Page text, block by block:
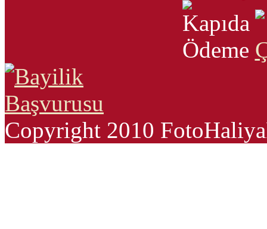
Copyright 2010